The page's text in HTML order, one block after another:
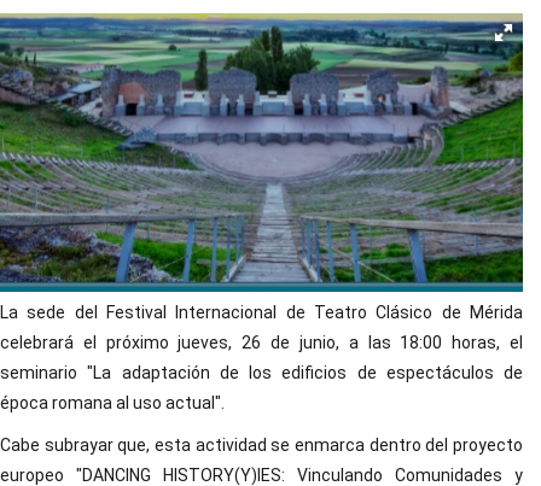
La sede del Festival Internacional de Teatro Clásico de Mérida
celebrará el próximo jueves, 26 de junio, a las 18:00 horas, el
seminario "La adaptación de los edificios de espectáculos de
época romana al uso actual".
Cabe subrayar que, esta actividad se enmarca dentro del proyecto
europeo "DANCING HISTORY(Y)IES: Vinculando Comunidades y